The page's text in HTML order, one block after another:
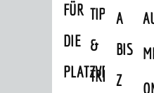
FÜR
DIE
PLATZVERGABE
TIPPS
&
TREFFS
A
BIS
Z
AKTUELLES